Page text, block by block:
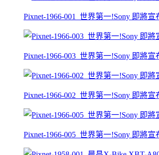
Pixnet-1966-001_世界第一!Sony 即將
Pixnet-1966-003_世界第一!Sony 即將
Pixnet-1966-002_世界第一!Sony 即將
Pixnet-1966-005_世界第一!Sony 即將